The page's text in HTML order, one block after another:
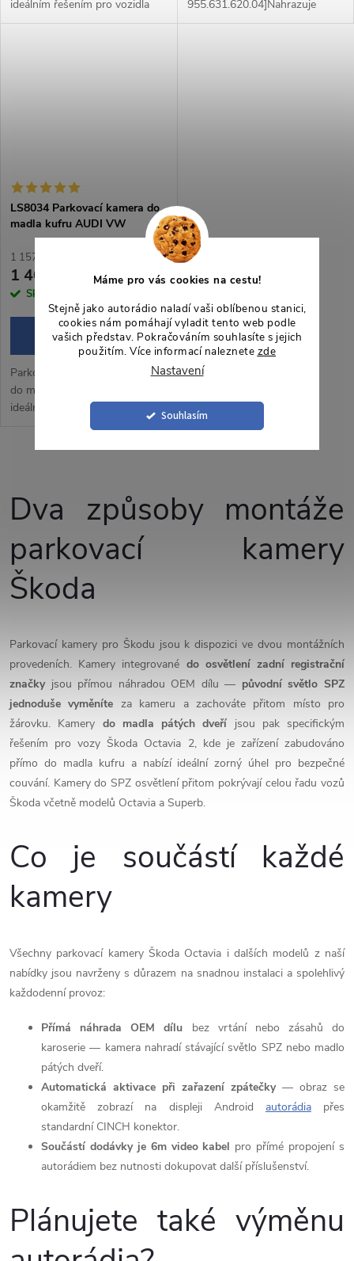
Máme pro vás cookies na cestu!
Stejně jako autorádio naladí vaši oblíbenou stanici,
cookies nám pomáhají vyladit tento web podle
vašich představ. Pokračováním souhlasíte s jejich
použitím. Více informací naleznete zde
Nastavení
Souhlasím
ideálním řešením pro vozidla
značky Škoda Octavia 2 combi.
955.631.620.04]Nahrazuje
osvětlení SPZ LED
LS8034 Parkovací kamera do
madla kufru AUDI VW
ŠKODA SEAT PORSCHE
1 157,02 Kč bez DPH
1 400 Kč
Skladem
DO KOŠÍKU
Parkovací kamera integrovaná
do madla pátých dveří je
ideálním řešením pro vybrané
modely vozidel Audi,
v
l
á
d
a
c
í
p
r
v
y
v
ý
p
i
Dva způsoby montáže
parkovací kamery
Škoda
Parkovací kamery pro Škodu jsou k dispozici ve dvou montážních
provedeních. Kamery integrované do osvětlení zadní registrační
značkyjsou přímou náhradou OEM dílu — původní světlo SPZ
jednoduše vyměníte za kameru a zachováte přitom místo pro
žárovku. Kamery do madla pátých dveří jsou pak specifickým
řešením pro vozy Škoda Octavia 2, kde je zařízení zabudováno
přímo do madla kufru a nabízí ideální zorný úhel pro bezpečné
couvání. Kamery do SPZ osvětlení přitom pokrývají celou řadu vozů
Škoda včetně modelů Octavia a Superb.
Co je součástí každé
kamery
Všechny parkovací kamery Škoda Octavia i dalších modelů z naší
nabídky jsou navrženy s důrazem na snadnou instalaci a spolehlivý
každodenní provoz:
Přímá náhrada OEM dílu bez vrtání nebo zásahů do
karoserie — kamera nahradí stávající světlo SPZ nebo madlo
pátých dveří.
Automatická aktivace při zařazení zpátečky— obraz se
okamžitě zobrazí na displeji Android autorádiapřes
standardní CINCH konektor.
Součástí dodávky je 6m video kabel pro přímé propojení s
autorádiem bez nutnosti dokupovat další příslušenství.
Plánujete také výměnu